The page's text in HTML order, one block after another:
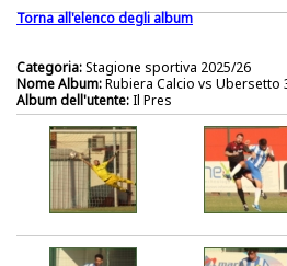
Torna all'elenco degli album
Categoria:Stagione sportiva 2025/26
Nome Album:Rubiera Calcio vs Ubersetto
Album dell'utente:Il Pres